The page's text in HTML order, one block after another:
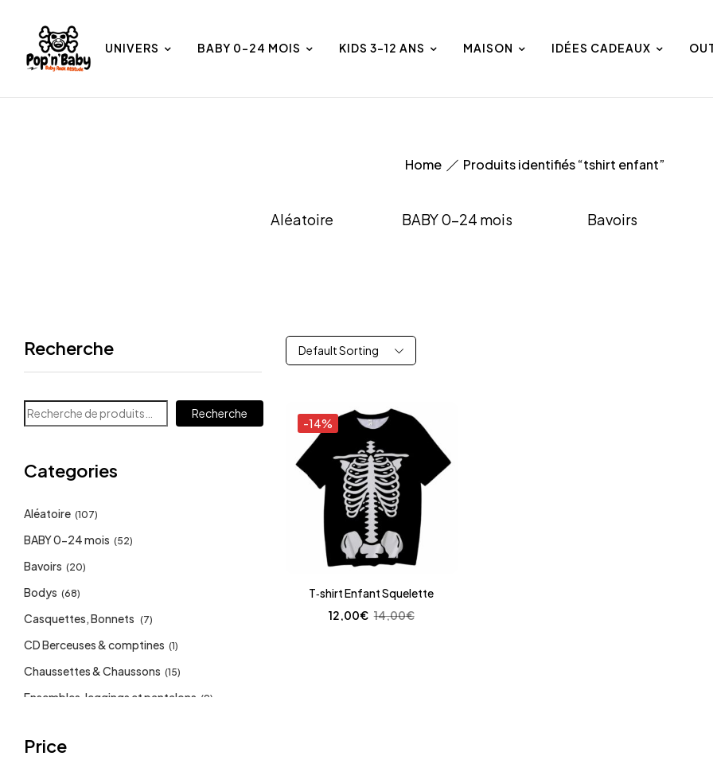
UNIVERS BABY 0-24 MOIS KIDS 3-12 ANS MAISON IDÉES CADEAUX
Home Produits identifiés “tshirt enfant”
Aléatoire BABY 0-24 mois Bavoirs
Recherche
Recherche
Categories
Aléatoire (107)
BABY 0-24 mois (52)
Bavoirs (20)
Bodys (68)
Casquettes, Bonnets (7)
CD Berceuses & comptines (1)
Chaussettes & Chaussons (15)
Ensembles, leggings et pantalons (9)
Mode Fille
Price
Default Sorting
-14%
T‑shirt Enfant Squelette
14,00€
12,00€